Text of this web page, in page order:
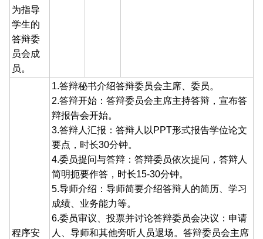
为指导
学生的
答辩委
员会成
员。
程序安
1.答辩秘书介绍答辩委员会主席、委员。
2.答辩开始：答辩委员会主席主持答辩，宣布答
辩报告会开始。
3.答辩人汇报：答辩人以PPT形式报告学位论文
要点，时长30分钟。
4.委员提问与答辩：答辩委员依次提问，答辩人
简明扼要作答，时长15-30分钟。
5.导师介绍：导师简要介绍答辩人的简历、学习
成绩、业务能力等。
6.委员审议、投票并讨论答辩委员会决议：申请
人、导师和其他旁听人员退场。答辩委员会主席